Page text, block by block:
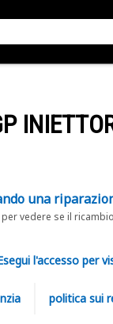
una
vedere se il
l'accesso per
politica sui